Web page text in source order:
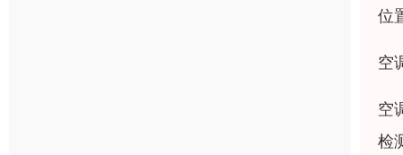
位
空
空
检